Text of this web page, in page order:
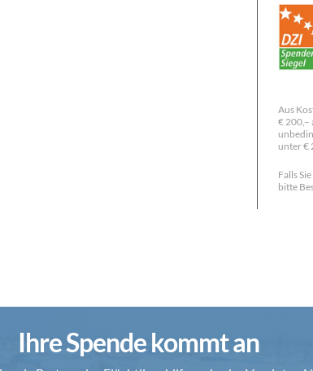
Aus
€ 200,–
unter €
Falls
bitte
Ihre Spende kommt an